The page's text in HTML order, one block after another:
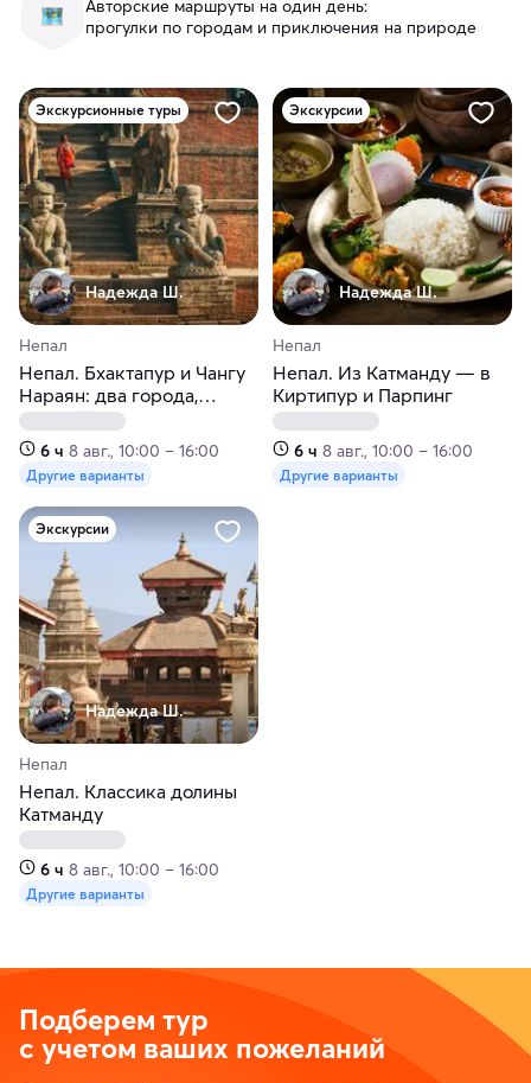
Авторские маршруты на один день:
прогулки по городам и приключения на природе
Экскурсионные туры
Надежда Ш.
Непал
Непал. Бхактапур и Чангу
Нараян: два города,
застывшие в вечности
6 ч 8 авг., 10:00 – 16:00
Другие варианты
Экскурсии
Надежда Ш.
Непал
Непал. Из Катманду — в
Киртипур и Парпинг
6 ч 8 авг., 10:00 – 16:00
Другие варианты
Экскурсии
Надежда Ш.
Непал
Непал. Классика долины
Катманду
6 ч 8 авг., 10:00 – 16:00
Другие варианты
Подберем тур
с учетом ваших пожеланий